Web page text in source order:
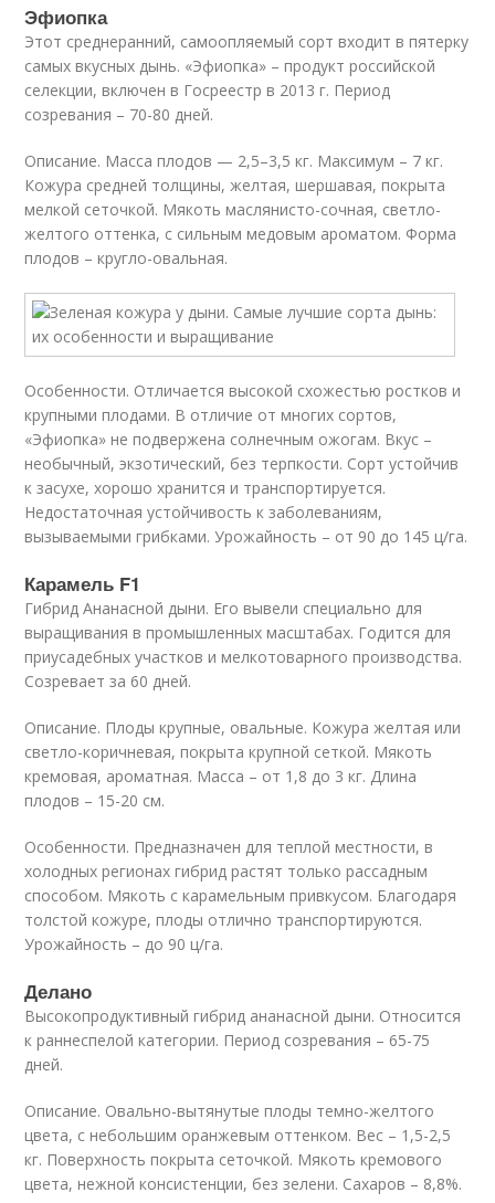
Эфиопка
Этот среднеранний, самоопляемый сорт входит в пятерку
самых вкусных дынь. «Эфиопка» – продукт российской
селекции, включен в Госреестр в 2013 г. Период
созревания – 70-80 дней.
Описание. Масса плодов — 2,5–3,5 кг. Максимум – 7 кг.
Кожура средней толщины, желтая, шершавая, покрыта
мелкой сеточкой. Мякоть маслянисто-сочная, светло-
желтого оттенка, с сильным медовым ароматом. Форма
плодов – кругло-овальная.
Особенности. Отличается высокой схожестью ростков и
крупными плодами. В отличие от многих сортов,
«Эфиопка» не подвержена солнечным ожогам. Вкус –
необычный, экзотический, без терпкости. Сорт устойчив
к засухе, хорошо хранится и транспортируется.
Недостаточная устойчивость к заболеваниям,
вызываемыми грибками. Урожайность – от 90 до 145 ц/га.
Карамель F1
Гибрид Ананасной дыни. Его вывели специально для
выращивания в промышленных масштабах. Годится для
приусадебных участков и мелкотоварного производства.
Созревает за 60 дней.
Описание. Плоды крупные, овальные. Кожура желтая или
светло-коричневая, покрыта крупной сеткой. Мякоть
кремовая, ароматная. Масса – от 1,8 до 3 кг. Длина
плодов – 15-20 см.
Особенности. Предназначен для теплой местности, в
холодных регионах гибрид растят только рассадным
способом. Мякоть с карамельным привкусом. Благодаря
толстой кожуре, плоды отлично транспортируются.
Урожайность – до 90 ц/га.
Делано
Высокопродуктивный гибрид ананасной дыни. Относится
к раннеспелой категории. Период созревания – 65-75
дней.
Описание. Овально-вытянутые плоды темно-желтого
цвета, с небольшим оранжевым оттенком. Вес – 1,5-2,5
кг. Поверхность покрыта сеточкой. Мякоть кремового
цвета, нежной консистенции, без зелени. Сахаров – 8,8%.